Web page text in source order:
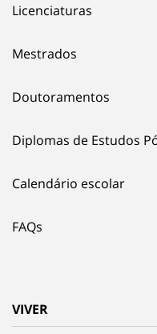
Licenciaturas
Mestrados
Doutoramentos
Diplomas de Estudos
Calendário escolar
FAQs
VIVER